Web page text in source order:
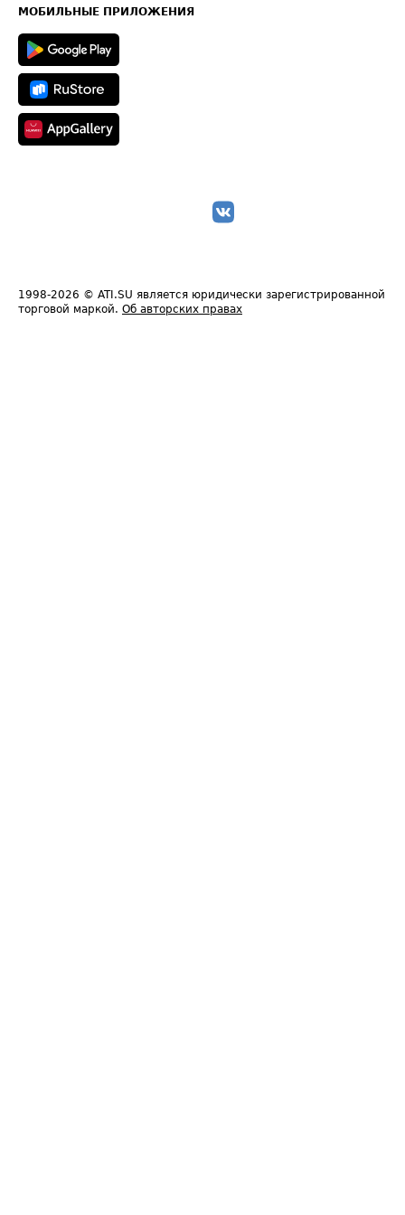
Техническая информация
МОБИЛЬНЫЕ ПРИЛОЖЕНИЯ
1998-2026 © ATI.SU является юридически зарегистрированной
торговой маркой. Об авторских правах